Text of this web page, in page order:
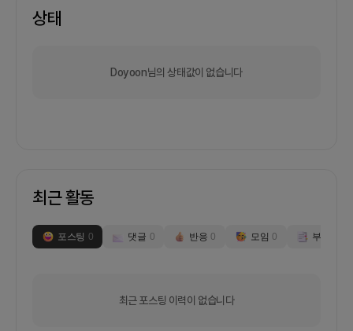
상태
Doyoon님의 상태값이 없습니다
최근 활동
포스팅 0 댓글 0 반응 0 모임 0 부스
최근 포스팅 이력이 없습니다